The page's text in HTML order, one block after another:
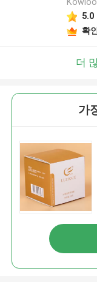
5.0
확
더
가